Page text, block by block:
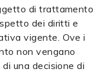
di trattamento
dei diritti e
vigente. Ove i
non vengano
una decisione di